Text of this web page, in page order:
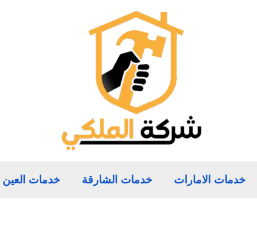
خدمات الامارات خدمات الشارقة خدمات العين